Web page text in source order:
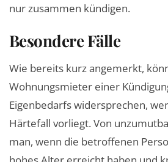
nur zusammen kündigen.
Besondere Fälle
Wie bereits kurz angemerkt,
Wohnungsmieter einer
Eigenbedarfs widersprechen,
Härtefall vorliegt. Von
man, wenn die betroffenen